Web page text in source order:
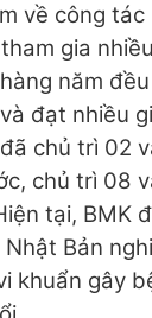
về công
gia
năm
đạt nhiều
chủ trì 02
chủ trì 08
tại, BMK
Bản
khuẩn gây